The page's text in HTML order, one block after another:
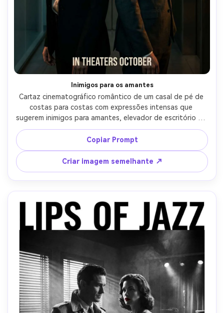
Inimigos para os amantes
Cartaz cinematográfico romântico de um casal de pé de
costas para costas com expressões intensas que
sugerem inimigos para amantes, elevador de escritório ou
fundo elegante do corredor, estilo de guarda-roupa
afiado, ela usa um blazer preto com delineador ousado,
ele usa um terno de carvão, iluminação dividida dramática,
alto contraste, espaço negativo limpo para o título
acima, tirado em 85mm f/1.4, ultra-realista, moderno
thriller-romance cartaz vibe- -ar 4:5
Copiar Prompt
Criar imagem semelhante ↗